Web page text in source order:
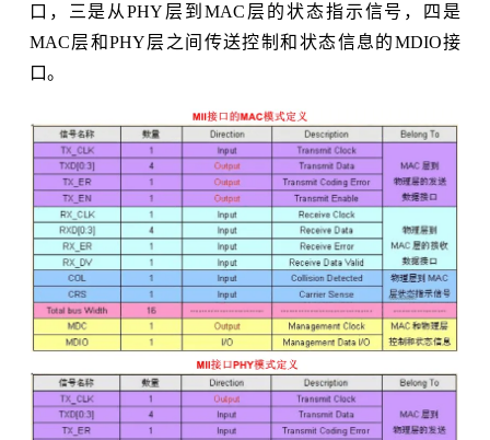
口，三是从PHY层到MAC层的状态指示信号，四是
MAC层和PHY层之间传送控制和状态信息的MDIO接
口。